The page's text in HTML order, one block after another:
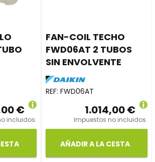
€
incluidos.
FAN-COIL TECHO
FWD06AT 2 TUBOS
SIN ENVOLVENTE
REF:FWD06AT
1.014,00 €
Impuestos no incluidos.
AÑADIR A LA CESTA